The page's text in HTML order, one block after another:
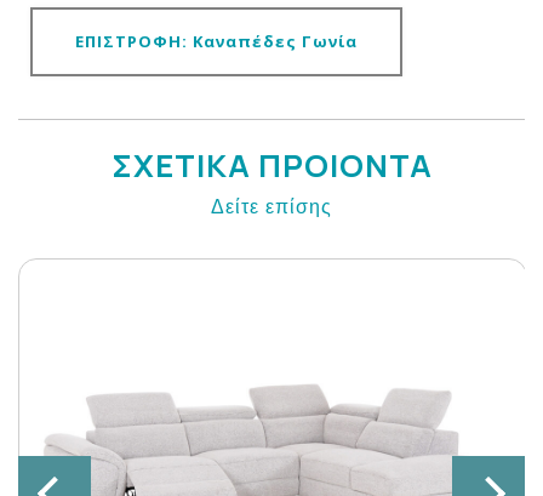
ΕΠΙΣΤΡΟΦΗ: Καναπέδες Γωνία
ΣΧΕΤΙΚΑ ΠΡΟΙΟΝΤΑ
Δείτε επίσης